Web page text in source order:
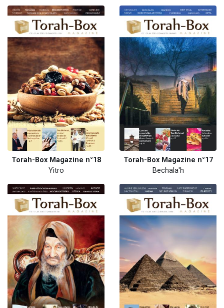
Torah-Box Magazine n°18
Yitro
Torah-Box Magazine n°17
Bechala'h